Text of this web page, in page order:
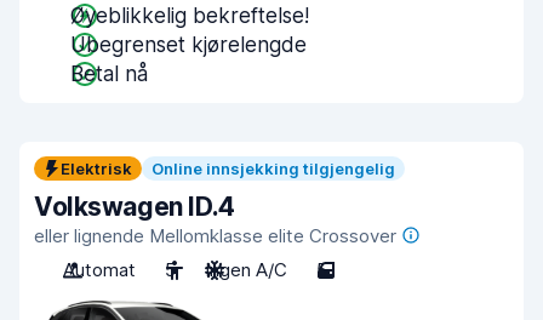
Øyeblikkelig bekreftelse!
Ubegrenset kjørelengde
Betal nå
Elektrisk Online innsjekking tilgjengelig
Volkswagen ID.4
eller lignende Mellomklasse elite Crossover
Automat
5 Ingen A/C 5